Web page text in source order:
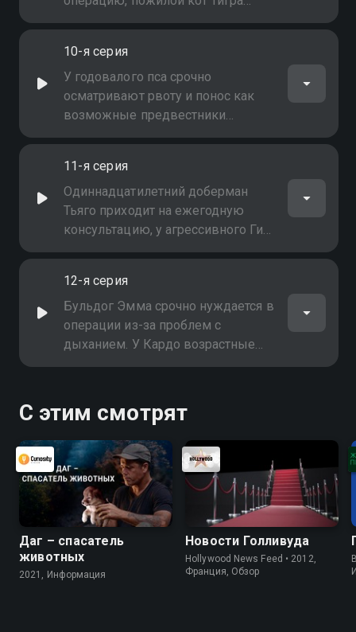
борется с вирусной лейкемией,
обследуют после укуса енота-
полоскуна на бешенство, а Серби -
бордер колли - готовят к
кастрации
10-я серия
У годовалого пса срочно
осматривают рвоту и понос как
возможные предвестники
серьёзных проблем, Марли -
хромает, глухой пёс Биг Бой
требует помощи, а у молодого
Арно проверяют опухоль на
доброкачественность
11-я серия
Одиннадцатилетний доберман
Тьяго приходит на ежегодную
консультацию, у агрессивного Ги
конъюнктивит, милая кошечка
заболеванием, а у чи-хуа-хуа Лене
почти все зубки больные и
предстоит много работы
12-я серия
Бульдог Эмма срочно нуждается в
операции из-за проблем с
дыханием. У Кардо возрастные
болезни затрудняют жизнь.
операции, Уиллоу страдает от
пластика, а у маламута Селикс
опухоль на глазу
С этим смотрят
Даг – спасатель
животных
2021, Информация
Новости Голливуда
Hollywood News Feed • 2012,
Франция, Обзор